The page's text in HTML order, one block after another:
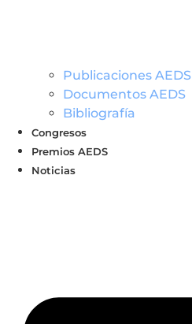
Publicaciones AEDS
Documentos AEDS
Bibliografía
Congresos
Premios AEDS
Noticias